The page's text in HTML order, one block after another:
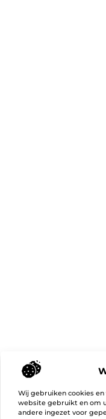
Wij gebruiken cookies
website gebruikt en om
andere ingezet voor